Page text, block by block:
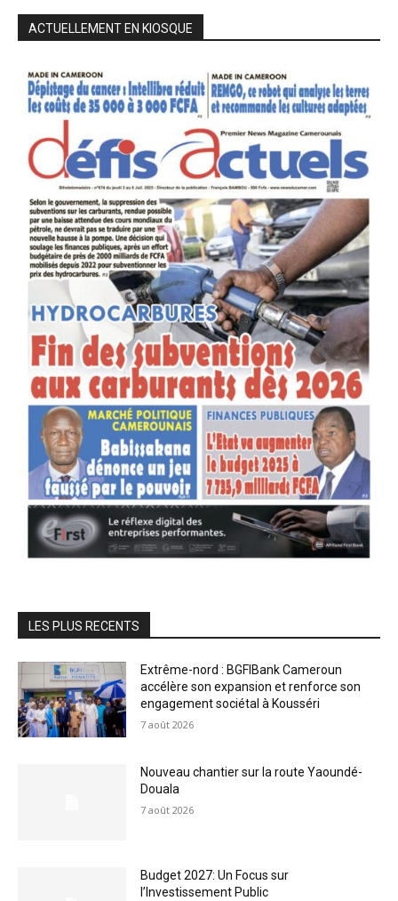
ACTUELLEMENT EN KIOSQUE
LES PLUS RECENTS
Extrême-nord : BGFIBank Cameroun
accélère son expansion et renforce son
engagement sociétal à Kousséri
7 août 2026
Nouveau chantier sur la route Yaoundé-
Douala
7 août 2026
Budget 2027: Un Focus sur
l’Investissement Public